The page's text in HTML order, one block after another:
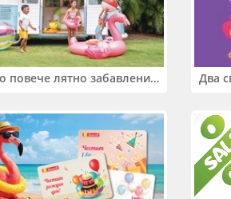
Двойно повече лятно забавление! Купи 2 продукта INTEX и вземи -33%